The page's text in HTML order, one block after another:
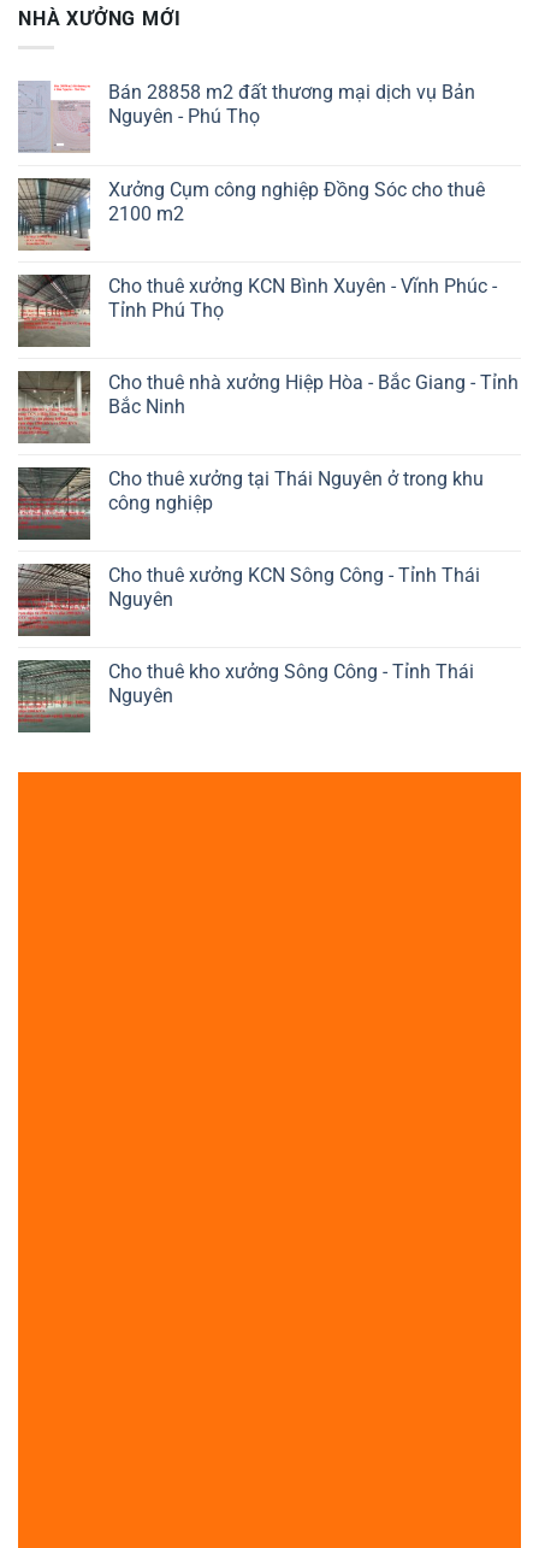
NHÀ XƯỞNG MỚI
Bán 28858 m2 đất thương mại dịch vụ Bản
Nguyên - Phú Thọ
Xưởng Cụm công nghiệp Đồng Sóc cho thuê
2100 m2
Cho thuê xưởng KCN Bình Xuyên - Vĩnh Phúc -
Tỉnh Phú Thọ
Cho thuê nhà xưởng Hiệp Hòa - Bắc Giang - Tỉnh
Bắc Ninh
Cho thuê xưởng tại Thái Nguyên ở trong khu
công nghiệp
Cho thuê xưởng KCN Sông Công - Tỉnh Thái
Nguyên
Cho thuê kho xưởng Sông Công - Tỉnh Thái
Nguyên